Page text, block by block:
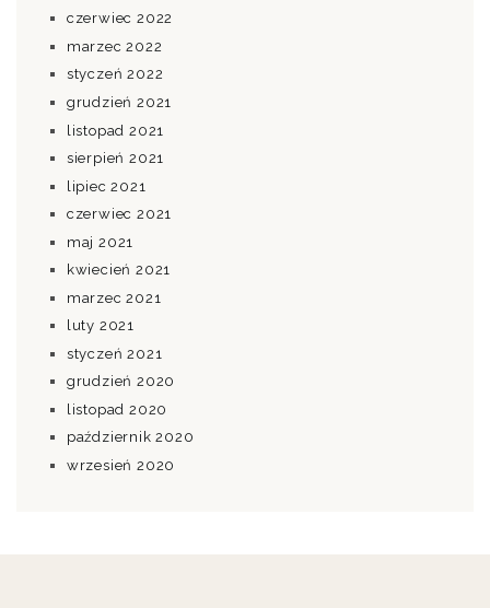
czerwiec 2022
marzec 2022
styczeń 2022
grudzień 2021
listopad 2021
sierpień 2021
lipiec 2021
czerwiec 2021
maj 2021
kwiecień 2021
marzec 2021
luty 2021
styczeń 2021
grudzień 2020
listopad 2020
październik 2020
wrzesień 2020